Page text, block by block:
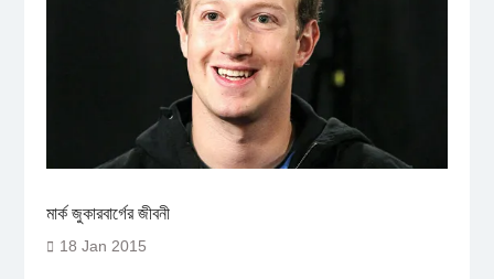
মার্ক জুকারবার্গের জীবনী
18 Jan 2015